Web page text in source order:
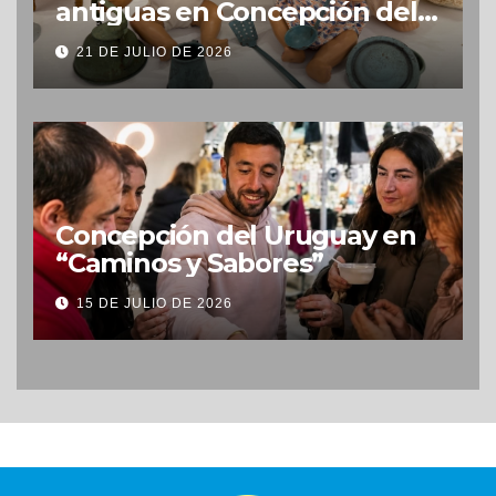
antiguas en Concepción del
Uruguay
21 DE JULIO DE 2026
Concepción del Uruguay en
“Caminos y Sabores”
15 DE JULIO DE 2026